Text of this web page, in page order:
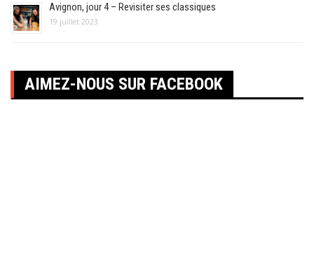
Avignon, jour 4 – Revisiter ses classiques
19 juillet 2023
AIMEZ-NOUS SUR FACEBOOK